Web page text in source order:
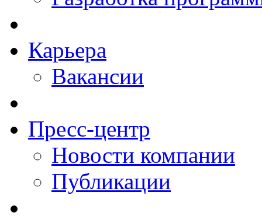
Карьера
Вакансии
Пресс-центр
Новости компании
Публикации